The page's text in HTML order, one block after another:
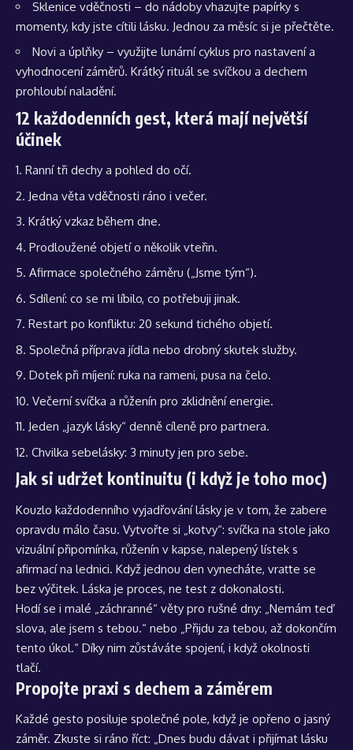
Sklenice vděčnosti – do nádoby vhazujte papírky s
momenty, kdy jste cítili lásku. Jednou za měsíc si je přečtěte.
Novi a úplňky – využijte lunární cyklus pro nastavení a
vyhodnocení záměrů. Krátký rituál se svíčkou a dechem
prohloubí naladění.
12 každodenních gest, která mají největší
účinek
Ranní tři dechy a pohled do očí.
Jedna věta vděčnosti ráno i večer.
Krátký vzkaz během dne.
Prodloužené objetí o několik vteřin.
Afirmace společného záměru („Jsme tým“).
Sdílení: co se mi líbilo, co potřebuji jinak.
Restart po konfliktu: 20 sekund tichého objetí.
Společná příprava jídla nebo drobný skutek služby.
Dotek při míjení: ruka na rameni, pusa na čelo.
Večerní svíčka a růženín pro zklidnění energie.
Jeden „jazyk lásky“ denně cíleně pro partnera.
Chvilka sebelásky: 3 minuty jen pro sebe.
Jak si udržet kontinuitu (i když je toho moc)
Kouzlo každodenního vyjadřování lásky je v tom, že zabere
opravdu málo času. Vytvořte si „kotvy“: svíčka na stole jako
vizuální připomínka, růženín v kapse, nalepený lístek s
afirmací na lednici. Když jednou den vynecháte, vraťte se
bez výčitek. Láska je proces, ne test z dokonalosti.
Hodí se i malé „záchranné“ věty pro rušné dny: „Nemám teď
slova, ale jsem s tebou.“ nebo „Přijdu za tebou, až dokončím
tento úkol.“ Díky nim zůstáváte spojení, i když okolnosti
tlačí.
Propojte praxi s dechem a záměrem
Každé gesto posiluje společné pole, když je opřeno o jasný
záměr. Zkuste si ráno říct: „Dnes budu dávat i přijímat lásku